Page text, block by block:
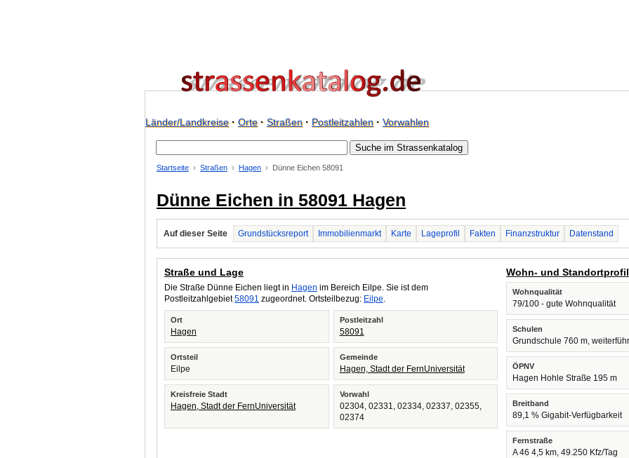
Länder/Landkreise· Orte· Straßen· Postleitzahlen· Vorwahlen
Startseite Straßen Hagen Dünne Eichen 58091
Dünne Eichen in 58091 Hagen
Auf dieser Seite Grundstücksreport Immobilienmarkt Karte Lageprofil Fakten Finanzstruktur Datenstand
Straße und Lage
Die Straße Dünne Eichen liegt in Hagen im Bereich Eilpe. Sie ist dem
Postleitzahlgebiet58091 zugeordnet. Ortsteilbezug: Eilpe.
Ort
Hagen
Postleitzahl
58091
Ortsteil
Eilpe
Gemeinde
Hagen, Stadt der FernUniversität
Kreisfreie Stadt
Hagen, Stadt der FernUniversität
Vorwahl
02304, 02331, 02334, 02337, 02355,
02374
Wohn- und Standortprofil
Wohnqualität
79/100 - gute Wohnqualität
Schulen
Grundschule 760 m,
ÖPNV
Hagen Hohle Straße 195 m
Breitband
89,1 % Gigabit-Verfügbarkeit
Fernstraße
A 46 4,5 km, 49.250 Kfz/Tag